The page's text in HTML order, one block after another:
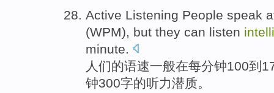
Active Listening People speak
(WPM), but they can listen
minute.
人们的语速一般在每分钟100到
钟300字的听力潜质。